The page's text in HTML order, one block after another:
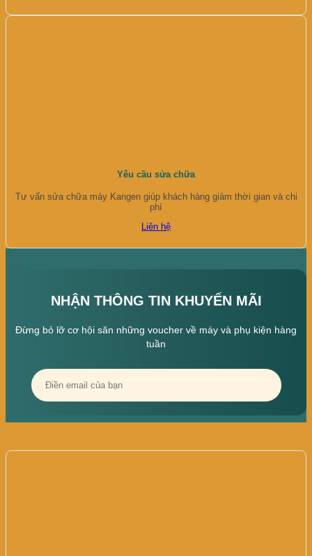
Yêu cầu sửa chữa
Tư vấn sửa chữa máy Kangen giúp khách hàng giảm thời gian và chi
phí
Liên hệ
NHẬN THÔNG TIN KHUYẾN MÃI
Đừng bỏ lỡ cơ hội săn những voucher về máy và phụ kiện hàng
tuần